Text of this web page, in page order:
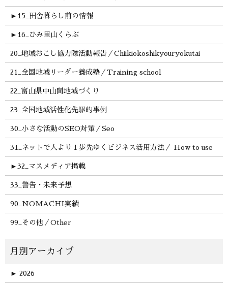
► 15_田舎暮らし前の情報
► 16_ひみ里山くらぶ
20_地域おこし協力隊活動報告／Chiikiokoshikyouryokutai
21_全国地域リーダー養成塾／Training school
22_富山県中山間地域づくり
23_全国地域活性化先駆的事例
30_小さな活動のSEO対策／Seo
31_ネットで人より１歩先ゆくビジネス活用方法／ How to use
► 32_マスメディア掲載
33_警告・未来予想
90_NOMACHI実績
99_その他／Other
► 2026